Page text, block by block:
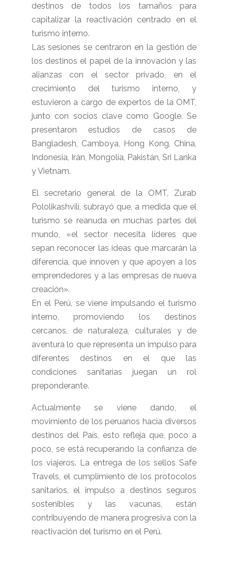
destinos de todos los tamaños para
capitalizar la reactivación centrado en el
turismo interno.
Las sesiones se centraron en la gestión de
los destinos el papel de la innovación y las
alianzas con el sector privado, en el
crecimiento del turismo interno, y
estuvieron a cargo de expertos de la OMT,
junto con socios clave como Google. Se
presentaron estudios de casos de
Bangladesh, Camboya, Hong Kong, China,
Indonesia, Irán, Mongolia, Pakistán, Sri Lanka
y Vietnam.
El secretario general de la OMT, Zurab
Pololikashvili, subrayó que, a medida que el
turismo se reanuda en muchas partes del
mundo, «el sector necesita líderes que
sepan reconocer las ideas que marcarán la
diferencia, que innoven y que apoyen a los
emprendedores y a las empresas de nueva
creación».
En el Perú, se viene impulsando el turismo
interno, promoviendo los destinos
cercanos, de naturaleza, culturales y de
aventura lo que representa un impulso para
diferentes destinos en el que las
condiciones sanitarias juegan un rol
preponderante.
Actualmente se viene dando, el
movimiento de los peruanos hacia diversos
destinos del País, esto refleja que, poco a
poco, se está recuperando la confianza de
los viajeros. La entrega de los sellos Safe
Travels, el cumplimiento de los protocolos
sanitarios, el impulso a destinos seguros
sostenibles y las vacunas, están
contribuyendo de manera progresiva con la
reactivación del turismo en el Perú.